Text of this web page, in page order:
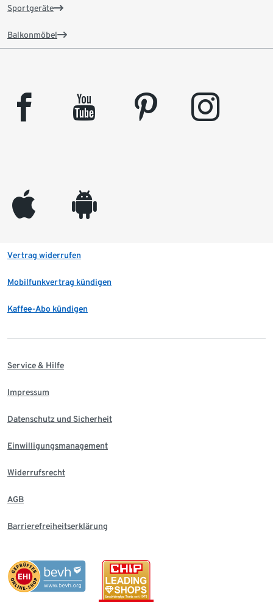
Sportgeräte
Balkonmöbel
facebook youtube pinterest instagram
appleinc android
Vertrag widerrufen
Mobilfunkvertrag kündigen
Kaffee-Abo kündigen
Service & Hilfe
Impressum
Datenschutz und Sicherheit
Einwilligungsmanagement
Widerrufsrecht
AGB
Barrierefreiheitserklärung